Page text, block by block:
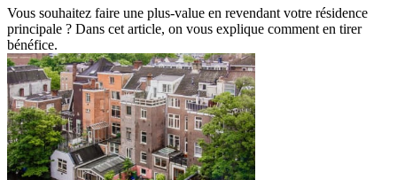
Vous souhaitez faire une plus-value en revendant votre résidence
principale ? Dans cet article, on vous explique comment en tirer
bénéfice.